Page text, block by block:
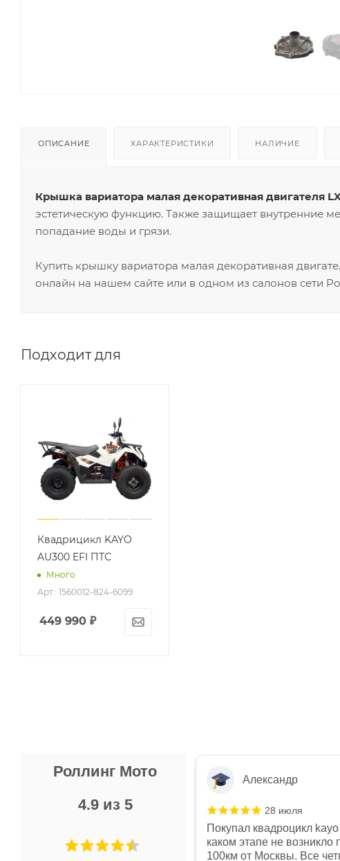
ОПИСАНИЕ ХАРАКТЕРИСТИКИ НАЛИЧИЕ
Крышка вариатора малая декоративная двигателя
эстетическую функцию. Также защищает внутренние
попадание воды и грязи.
Купить крышку вариатора малая декоративная
онлайн на нашем сайте или в одном из салонов сети
Подходит для
Квадрицикл KAYO
AU300 EFI ПТС
Много
Арт.: 1560012-824-6099
449 990 ₽
Роллинг Мото
4.9 из 5
Не понравились условия
и дают только на год)
Александр
28 июля
Покупал квадроцикл
каком этапе не возникло
100км от Москвы. Все